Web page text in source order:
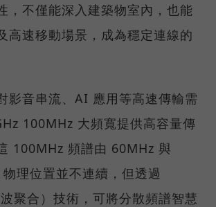
，不僅能深入建築物室內，也能
高速移動場景，成為穩定連線的
影音串流、AI 應用等高速傳輸需
100MHz 大頻寬提供高容量傳
100MHz 頻譜由 60MHz 與
理位置並不連續，但透過
聚合）技術，可將分散頻譜智慧